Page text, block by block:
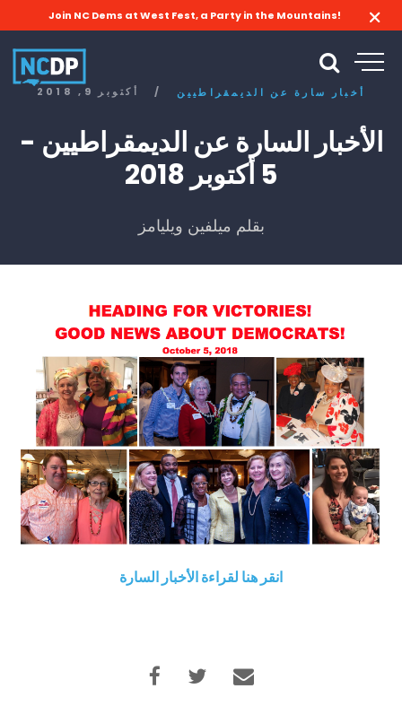
Join NC Dems at West Fest, a Party in the Mountains!
أكتوبر 9, 2018 / أخبار سارة عن الديمقراطيين
الأخبار السارة عن الديمقراطيين -
5 أكتوبر 2018
بقلم ميلفين ويليامز
انقر هنا لقراءة الأخبار السارة